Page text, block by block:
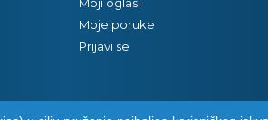
Moje poruke
Prijavi se